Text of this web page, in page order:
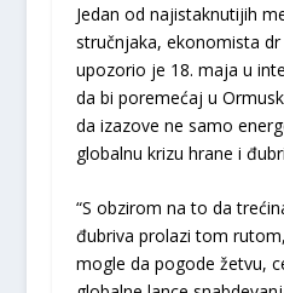
Jedan od najistaknutijih
stručnjaka, ekonomista
upozorio je 18. maja u
da bi poremećaj u
da izazove ne samo
globalnu krizu hrane i
“S obzirom na to da
đubriva prolazi tom
mogle da pogode žetvu,